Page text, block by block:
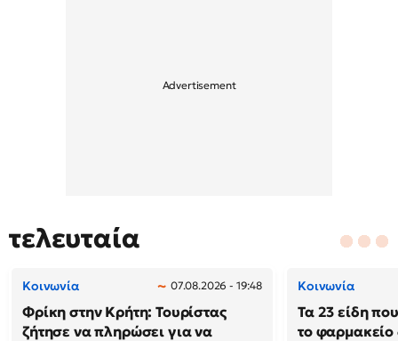
τελευταία
Κοινωνία 07.08.2026 - 19:48
Φρίκη στην Κρήτη: Τουρίστας
ζήτησε να πληρώσει για να
Κοινωνία
Τα 23 είδη
το